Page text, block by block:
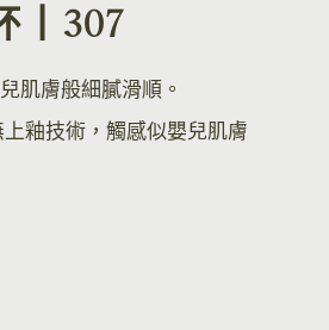
丨307
肌膚般細膩滑順。
釉技術，觸感似嬰兒肌膚